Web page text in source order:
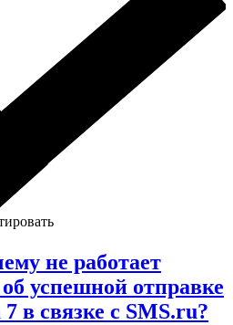
не работает
успешной отправке
в связке с SMS.ru?